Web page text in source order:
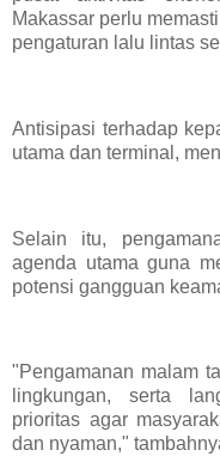
Makassar perlu
pengaturan lalu lintas
Antisipasi terhadap
utama dan terminal,
Selain itu,
agenda utama guna
potensi gangguan
"Pengamanan malam
lingkungan, serta
prioritas agar
dan nyaman,"